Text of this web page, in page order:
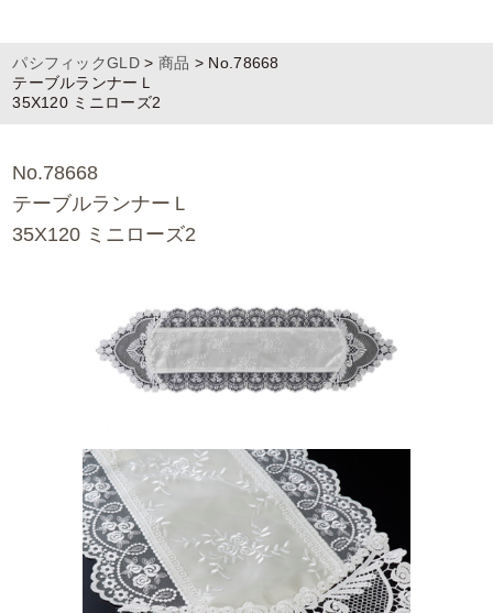
パシフィックGLD> 商品 > No.78668
テーブルランナーＬ
35X120 ミニローズ2
No.78668
テーブルランナーＬ
35X120 ミニローズ2